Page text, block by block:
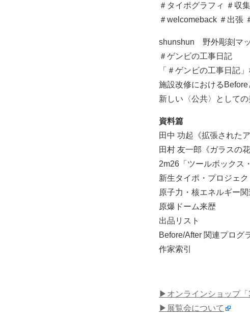
＃タイポグラフィ ＃収
＃welcomeback ＃出張
shunshun 野外彫刻マ
＃ゲンビの工事日記
「＃ゲンビの工事日記
施設改修における
新しい〈公共〉として
資料篇
田中 功起《拡張された
田村 友一郎《ガラスの
2m26「ツールボックス
新生タイポ・プロジェク
原子力・核エネルギー
原爆ドーム来歴
出品リスト
Before/After 関連プログ
作家索引
▶︎オンラインショップ「
▶︎展覧会について